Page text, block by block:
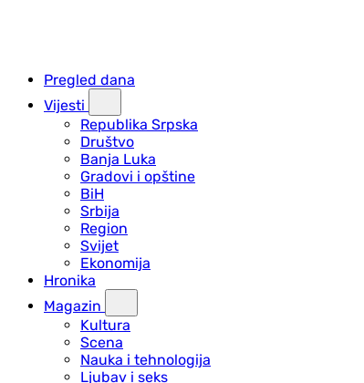
Pregled dana
Vijesti
Republika Srpska
Društvo
Banja Luka
Gradovi i opštine
BiH
Srbija
Region
Svijet
Ekonomija
Hronika
Magazin
Kultura
Scena
Nauka i tehnologija
Ljubav i seks